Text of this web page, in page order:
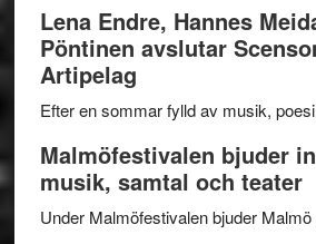
Lena Endre, Hannes
Pöntinen avslutar
Artipelag
Efter en sommar fylld av musik,
Malmöfestivalen bjuder
musik, samtal och teater
Under Malmöfestivalen bjuder